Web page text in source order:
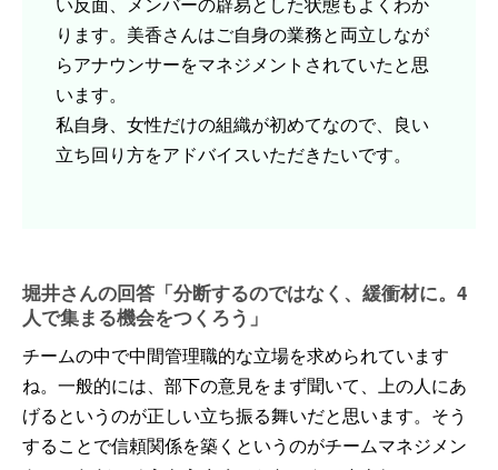
ります。美香さんはご自身の業務と両立しなが
らアナウンサーをマネジメントされていたと思
います。
私自身、女性だけの組織が初めてなので、良い
立ち回り方をアドバイスいただきたいです。
堀井さんの回答「分断するのではなく、緩衝材に。4
人で集まる機会をつくろう」
チームの中で中間管理職的な立場を求められています
ね。一般的には、部下の意見をまず聞いて、上の人にあ
げるというのが正しい立ち振る舞いだと思います。そう
することで信頼関係を築くというのがチームマネジメン